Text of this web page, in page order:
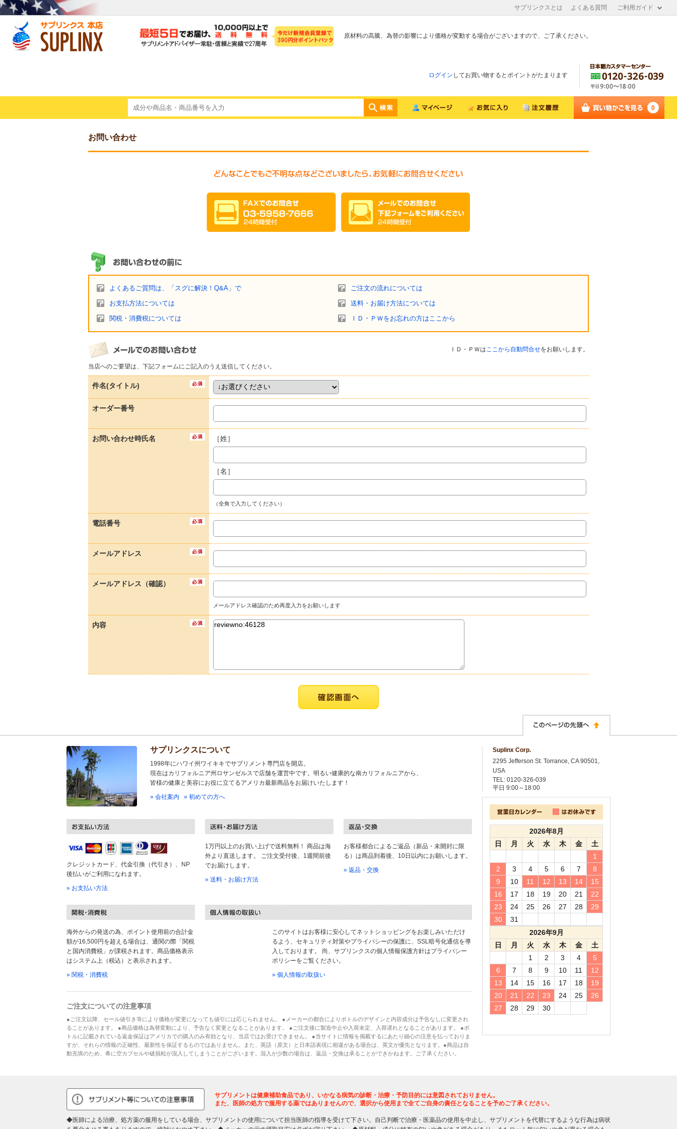
サプリンクスとは よくある質問 ご利用ガイド
原材料の高騰、為替の影響により価格が変動する場合がございますので、ご了承ください。
ログイン してお買い物するとポイントがたまります
0
お問い合わせ
よくあるご質問は、「スグに解決！Q&A」で ご注文の流れについては
お支払方法については 送料・お届け方法については
関税・消費税については ＩＤ・ＰＷをお忘れの方はここから
ＩＤ・ＰＷはここから自動問合せをお願いします。
当店へのご要望は、下記フォームにご記入のうえ送信してください。
件名(タイトル)
オーダー番号
お問い合わせ時氏名 ［姓］
［名］
（全角で入力してください）
電話番号
メールアドレス
メールアドレス（確認）
メールアドレス確認のため再度入力をお願いします
内容
サプリンクスについて
1998年にハワイ州ワイキキでサプリメント専門店を開店。
現在はカリフォルニア州ロサンゼルスで店舗を運営中です。明るい健康的な南カリフォルニアから、
皆様の健康と美容にお役に立てるアメリカ最新商品をお届けいたします！
» 会社案内
» 初めての方へ
クレジットカード、代金引換（代引き）、NP
後払いがご利用になれます。
» お支払い方法
1万円以上のお買い上げで送料無料！ 商品は海
外より直送します。 ご注文受付後、1週間前後
でお届けします。
» 送料・お届け方法
お客様都合によるご返品（新品・未開封に限
る）は商品到着後、10日以内にお願いします。
» 返品・交換
海外からの発送の為、ポイント使用前の合計金
額が16,500円を超える場合は、通関の際「関税
と国内消費税」が課税されます。商品価格表示
はシステム上（税込）と表示されます。
» 関税・消費税
このサイトはお客様に安心してネットショッピングをお楽しみいただけ
るよう、セキュリティ対策やプライバシーの保護に、SSL暗号化通信を導
入しております。 尚、サプリンクスの個人情報保護方針はプライバシー
ポリシーをご覧ください。
» 個人情報の取扱い
ご注文についての注意事項
●ご注文以降、セール値引き等により価格が変更になっても値引には応じられません。 ●メーカーの都合によりボトルのデザインと内容成分は予告なしに変更され
ることがあります。 ●商品価格は為替変動により、予告なく変更となることがあります。 ●ご注文後に製造中止や入荷未定、入荷遅れとなることがあります。 ●ボ
トルに記載されている返金保証はアメリカでの購入のみ有効となり、当店ではお受けできません。 ●当サイトに情報を掲載するにあたり細心の注意を払っておりま
すが、それらの情報の正確性、最新性を保証するものではありません。また、英語（原文）と日本語表現に相違がある場合は、英文が優先となります。●商品は自
動充填のため、希に空カプセルや破損粒が混入してしまうことがございます。混入が少数の場合は、返品・交換は承ることができかねます。ご了承ください。
Suplinx Corp.
2295 Jefferson St. Torrance, CA 90501,
USA
TEL: 0120-326-039
平日 9:00～18:00
2026年8月
日
月 火 水 木 金
土
1
2
3 4 5 6 7
8
9
10 11 12 13 14
15
16
17 18 19 20 21
22
23
24 25 26 27 28
29
30
31
2026年9月
日
月 火 水 木 金
土
1
2 3 4
5
6
7 8 9 10 11
12
13
14 15 16 17 18
19
20
21 22 23 24 25
26
27
28 29 30
サプリメントは健康補助食品であり、いかなる病気の診断・治療・予防目的には意図されておりません。
また、医師の処方で服用する薬ではありませんので、選択から使用まで全てご自身の責任となることを予めご了承ください。
◆医師による治療、処方薬の服用をしている場合、サプリメントの使用について担当医師の指導を受けて下さい。自己判断で治療・医薬品の使用を中止し、サプリメントを代替にするような行為は病状